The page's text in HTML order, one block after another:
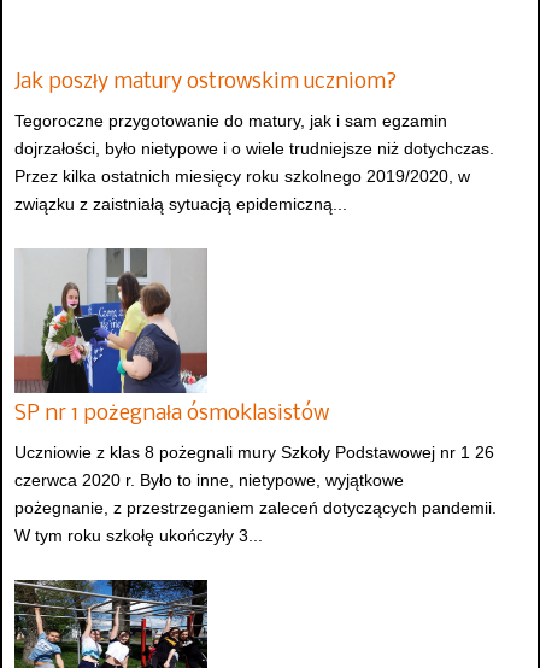
Jak poszły matury ostrowskim uczniom?
Tegoroczne przygotowanie do matury, jak i sam egzamin
dojrzałości, było nietypowe i o wiele trudniejsze niż dotychczas.
Przez kilka ostatnich miesięcy roku szkolnego 2019/2020, w
związku z zaistniałą sytuacją epidemiczną...
SP nr 1 pożegnała ósmoklasistów
Uczniowie z klas 8 pożegnali mury Szkoły Podstawowej nr 1 26
czerwca 2020 r. Było to inne, nietypowe, wyjątkowe
pożegnanie, z przestrzeganiem zaleceń dotyczących pandemii.
W tym roku szkołę ukończyły 3...